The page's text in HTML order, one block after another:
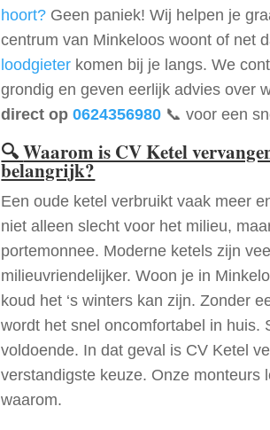
hoort? Geen paniek! Wij helpen je
centrum van Minkeloos woont of net
loodgieter komen bij je langs. We
grondig en geven eerlijk advies over
direct op0624356980 📞 voor een
🔍Waarom is CV Ketel
belangrijk?
Een oude ketel verbruikt vaak meer
niet alleen slecht voor het milieu,
portemonnee. Moderne ketels zijn
milieuvriendelijker. Woon je in
koud het ‘s winters kan zijn. Zonder
wordt het snel oncomfortabel in huis.
voldoende. In dat geval is CV Ketel
verstandigste keuze. Onze monteurs
waarom.